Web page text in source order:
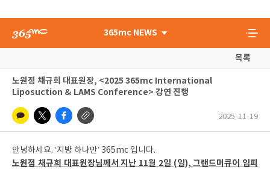
365mc NEWS
목록
노원점 채규희 대표원장, <2025 365mc International
Liposuction & LAMS Conference> 강연 진행
2025-11-19
안녕하세요. ‘지방 하나만’ 365mc 입니다.
노원점 채규희 대표원장님께서 지난 11월 2일 (일), 그랜드머큐어 임피